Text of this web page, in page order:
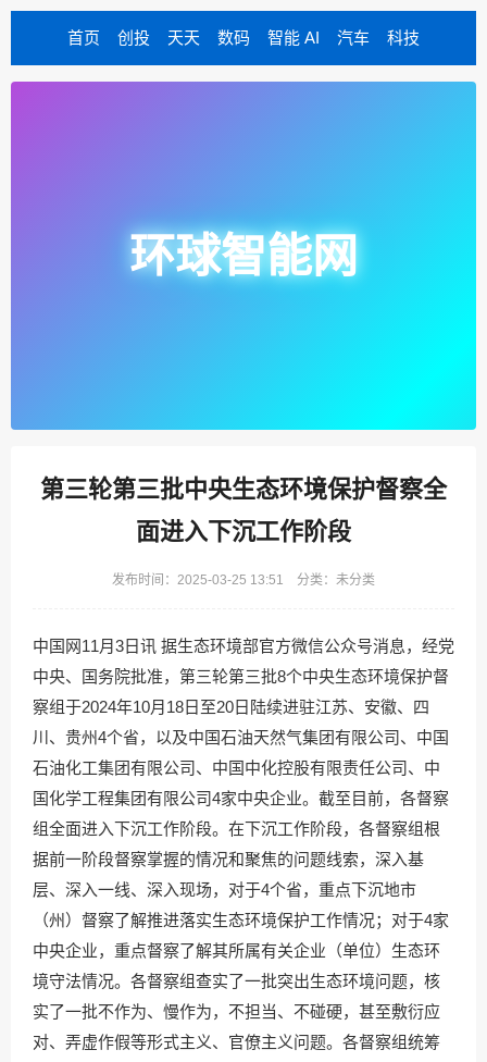
首页 创投 天天 数码 智能 AI 汽车 科技
环球智能网
第三轮第三批中央生态环境保护督察全
面进入下沉工作阶段
发布时间：2025-03-25 13:51 分类：未分类
中国网11月3日讯 据生态环境部官方微信公众号消息，经党
中央、国务院批准，第三轮第三批8个中央生态环境保护督
察组于2024年10月18日至20日陆续进驻江苏、安徽、四
川、贵州4个省，以及中国石油天然气集团有限公司、中国
石油化工集团有限公司、中国中化控股有限责任公司、中
国化学工程集团有限公司4家中央企业。截至目前，各督察
组全面进入下沉工作阶段。在下沉工作阶段，各督察组根
据前一阶段督察掌握的情况和聚焦的问题线索，深入基
层、深入一线、深入现场，对于4个省，重点下沉地市
（州）督察了解推进落实生态环境保护工作情况；对于4家
中央企业，重点督察了解其所属有关企业（单位）生态环
境守法情况。各督察组查实了一批突出生态环境问题，核
实了一批不作为、慢作为，不担当、不碰硬，甚至敷衍应
对、弄虚作假等形式主义、官僚主义问题。各督察组统筹